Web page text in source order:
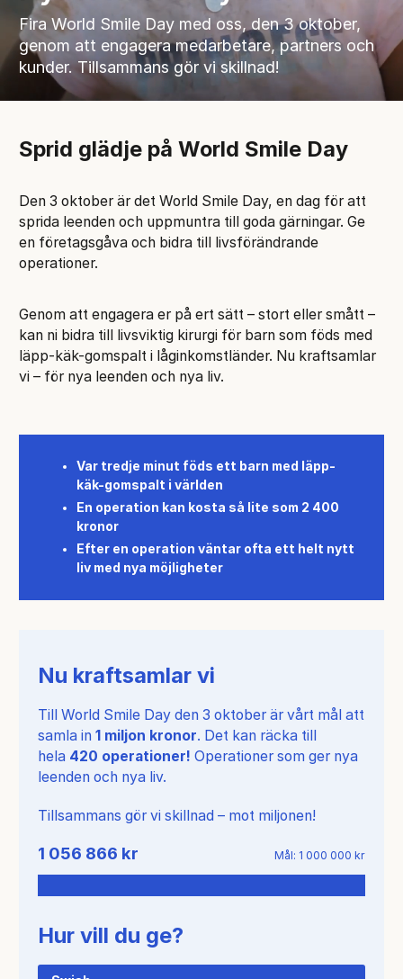
Fira World Smile Day med oss, den 3 oktober,
genom att engagera medarbetare, partners och
kunder. Tillsammans gör vi skillnad!
Sprid glädje på World Smile Day
Den 3 oktober är det World Smile Day, en dag för att
sprida leenden och uppmuntra till goda gärningar. Ge
en företagsgåva och bidra till livsförändrande
operationer.
Genom att engagera er på ert sätt – stort eller smått –
kan ni bidra till livsviktig kirurgi för barn som föds med
läpp-käk-gomspalt i låginkomstländer. Nu kraftsamlar
vi – för nya leenden och nya liv.
Var tredje minut föds ett barn med läpp-
käk-gomspalt i världen
En operation kan kosta så lite som 2 400
kronor
Efter en operation väntar ofta ett helt nytt
liv med nya möjligheter
Nu kraftsamlar vi
Till World Smile Day den 3 oktober är vårt mål att
samla in 1 miljon kronor. Det kan räcka till
hela 420 operationer! Operationer som ger nya
leenden och nya liv.
Tillsammans gör vi skillnad – mot miljonen!
Hittills insamlat
1 056 866 kr Mål: 1 000 000 kr
Hur vill du ge?